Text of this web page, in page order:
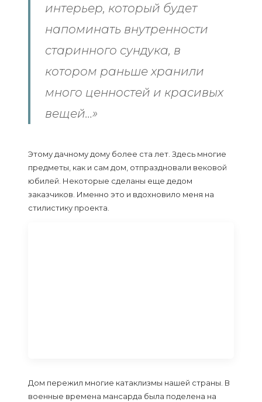
интерьер, который будет
напоминать внутренности
старинного сундука, в
котором раньше хранили
много ценностей и красивых
вещей…»
Этому дачному дому более ста лет. Здесь многие
предметы, как и сам дом, отпраздновали вековой
юбилей. Некоторые сделаны еще дедом
заказчиков. Именно это и вдохновило меня на
стилистику проекта.
Дом пережил многие катаклизмы нашей страны. В
военные времена мансарда была поделена на